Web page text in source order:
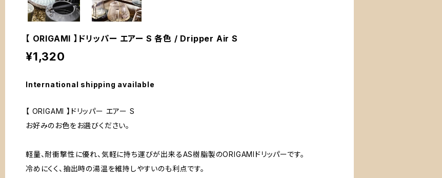
【 ORIGAMI 】ドリッパー エアー S 各色 / Dripper Air S
¥1,320
International shipping available
【 ORIGAMI 】ドリッパー エアー S
お好みのお色をお選びください。
軽量、耐衝撃性に優れ、気軽に持ち運びが出来るAS樹脂製のORIGAMIドリッパーです。
冷めにくく、抽出時の湯温を維持しやすいのも利点です。